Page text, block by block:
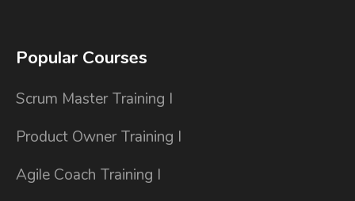
Popular Courses
Scrum Master Training I
Product Owner Training I
Agile Coach Training I